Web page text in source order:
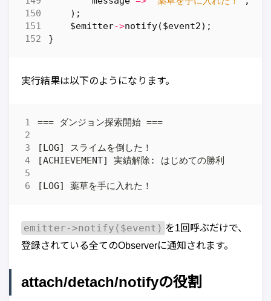
);
$emitter->notify($event2);
}
実行結果は以下のようになります。
emitter->notify($event) を1回呼ぶだけで、
登録されている全てのObserverに通知されます。
attach/detach/notifyの役割